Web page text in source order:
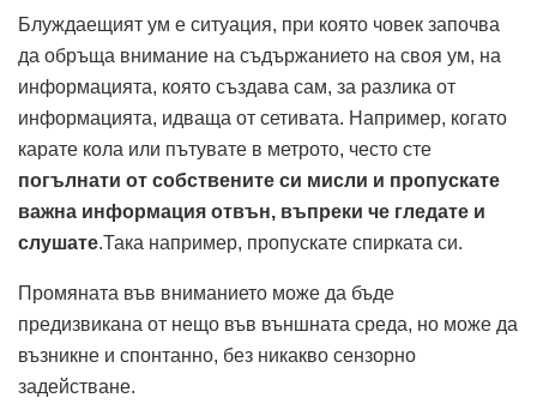
Блуждаещият ум е ситуация, при която човек започва
да обръща внимание на съдържанието на своя ум, на
информацията, която създава сам, за разлика от
информацията, идваща от сетивата. Например, когато
карате кола или пътувате в метрото, често сте
погълнати от собствените си мисли и пропускате
важна информация отвън, въпреки че гледате и
слушате.Така например, пропускате спирката си.
Промяната във вниманието може да бъде
предизвикана от нещо във външната среда, но може да
възникне и спонтанно, без никакво сензорно
задействане.